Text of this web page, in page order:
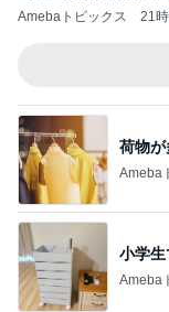
Amebaトピックス 21
荷物
Ameba
小学
Ameba